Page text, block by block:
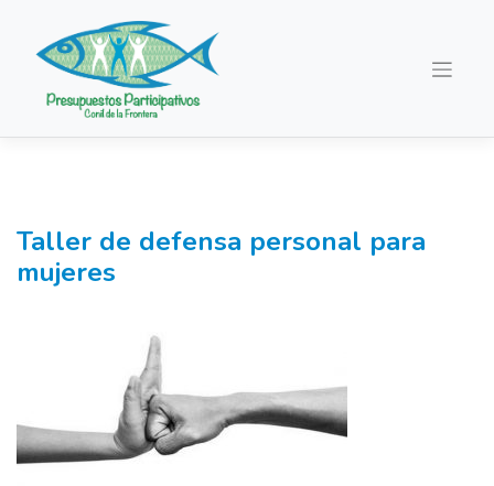
contenido
Taller de defensa personal para
mujeres